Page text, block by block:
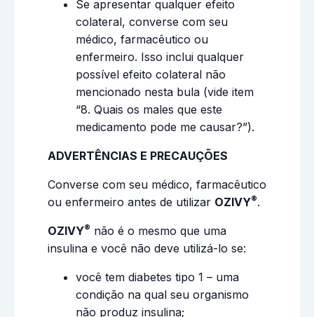
Se apresentar qualquer efeito
colateral, converse com seu
médico, farmacêutico ou
enfermeiro. Isso inclui qualquer
possível efeito colateral não
mencionado nesta bula (vide item
“8. Quais os males que este
medicamento pode me causar?”).
ADVERTÊNCIAS E PRECAUÇÕES
Converse com seu médico, farmacêutico
ou enfermeiro antes de utilizar OZIVY®.
OZIVY® não é o mesmo que uma
insulina e você não deve utilizá-lo se:
você tem diabetes tipo 1 – uma
condição na qual seu organismo
não produz insulina;